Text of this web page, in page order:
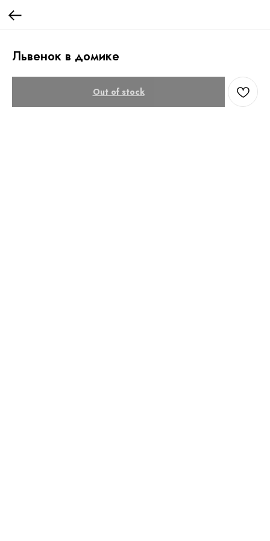
Львенок в домике
Out of stock